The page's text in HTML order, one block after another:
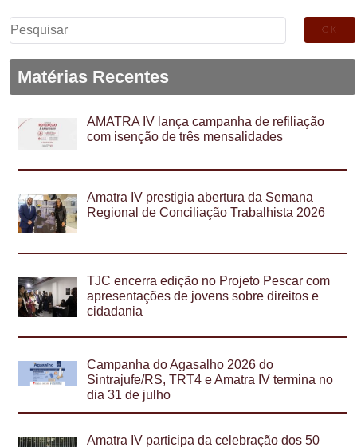
Pesquisar
por:
Matérias Recentes
AMATRA IV lança campanha de refiliação
com isenção de três mensalidades
Amatra IV prestigia abertura da Semana
Regional de Conciliação Trabalhista 2026
TJC encerra edição no Projeto Pescar com
apresentações de jovens sobre direitos e
cidadania
Campanha do Agasalho 2026 do
Sintrajufe/RS, TRT4 e Amatra IV termina no
dia 31 de julho
Amatra IV participa da celebração dos 50